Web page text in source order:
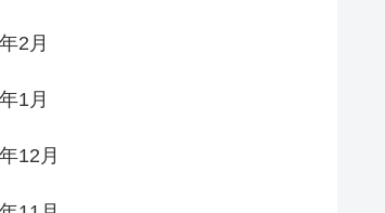
2月
1月
12月